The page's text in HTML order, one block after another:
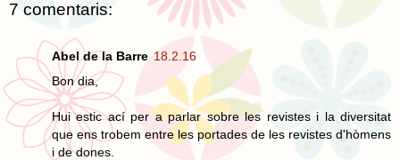
7 comentaris:
Abel de la Barre 18.2.16
Bon dia,
Hui estic ací per a parlar sobre les revistes i la diversitat
que ens trobem entre les portades de les revistes d'hòmens
i de dones.